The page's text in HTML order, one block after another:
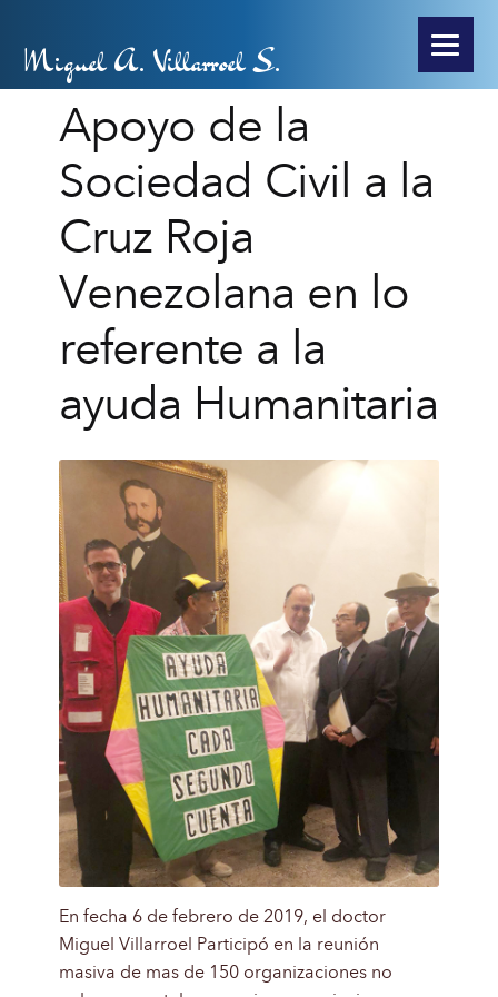
Miguel A. Villarroel S.
Apoyo de la
Sociedad Civil a la
Cruz Roja
Venezolana en lo
referente a la
ayuda Humanitaria
En fecha 6 de febrero de 2019, el doctor
Miguel Villarroel Participó en la reunión
masiva de mas de 150 organizaciones no